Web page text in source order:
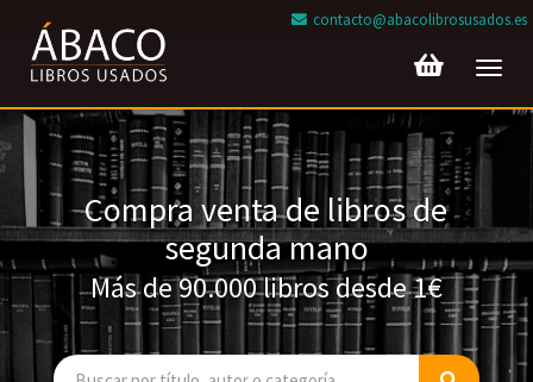
contacto@abacolibrosusados.es
Compra venta de libros de
segunda mano
Más de 90.000 libros desde 1€